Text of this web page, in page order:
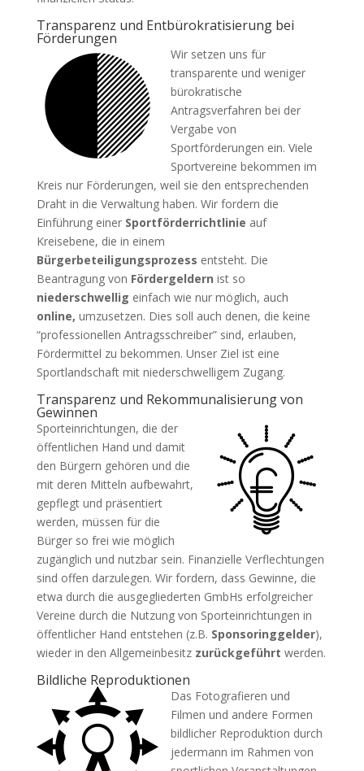
Transparenz und Entbürokratisierung bei
Förderungen
Wir setzen uns für
transparente und weniger
bürokratische
Antragsverfahren bei der
Vergabe von
Sportförderungen ein. Viele
Sportvereine bekommen im
Kreis nur Förderungen, weil sie den entsprechenden
Draht in die Verwaltung haben. Wir fordern die
Einführung einer Sportförderrichtlinie auf
Kreisebene, die in einem
Bürgerbeteiligungsprozess entsteht. Die
Beantragung von Fördergeldern ist so
niederschwellig einfach wie nur möglich, auch
online, umzusetzen. Dies soll auch denen, die keine
“professionellen Antragsschreiber” sind, erlauben,
Fördermittel zu bekommen. Unser Ziel ist eine
Sportlandschaft mit niederschwelligem Zugang.
Transparenz und Rekommunalisierung von
Gewinnen
Sporteinrichtungen, die der
öffentlichen Hand und damit
den Bürgern gehören und die
mit deren Mitteln aufbewahrt,
gepflegt und präsentiert
werden, müssen für die
Bürger so frei wie möglich
zugänglich und nutzbar sein. Finanzielle Verflechtungen
sind offen darzulegen. Wir fordern, dass Gewinne, die
etwa durch die ausgegliederten GmbHs erfolgreicher
Vereine durch die Nutzung von Sporteinrichtungen in
öffentlicher Hand entstehen (z.B. Sponsoringgelder),
wieder in den Allgemeinbesitz zurückgeführt werden.
Bildliche Reproduktionen
Das Fotografieren und
Filmen und andere Formen
bildlicher Reproduktion durch
jedermann im Rahmen von